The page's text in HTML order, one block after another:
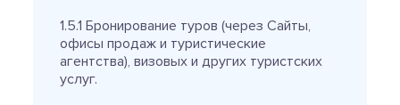
1.5.1 Бронирование туров (через Сайты,
офисы продаж и туристические
агентства), визовых и других туристских
услуг.